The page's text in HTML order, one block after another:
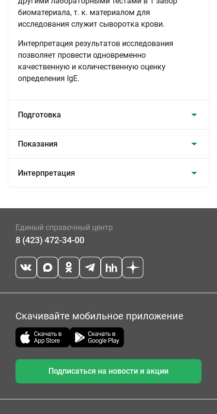
биоматериала, т. к. материалом для
исследования служит сыворотка крови.
Интерпретация результатов исследования
позволяет провести одновременно
качественную и количественную оценку
определения IgE.
Подготовка
Показания
Интерпретация
Единый справочный центр
8 (423) 472-34-00
Скачивайте мобильное приложение
Подписаться на новости и акции